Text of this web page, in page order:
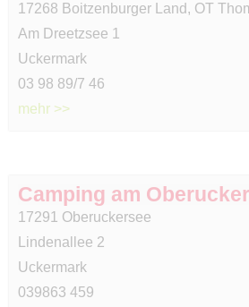
17268 Boitzenburger Land, OT
Am Dreetzsee 1
Uckermark
03 98 89/7 46
mehr >>
Camping am
17291 Oberuckersee
Lindenallee 2
Uckermark
039863 459